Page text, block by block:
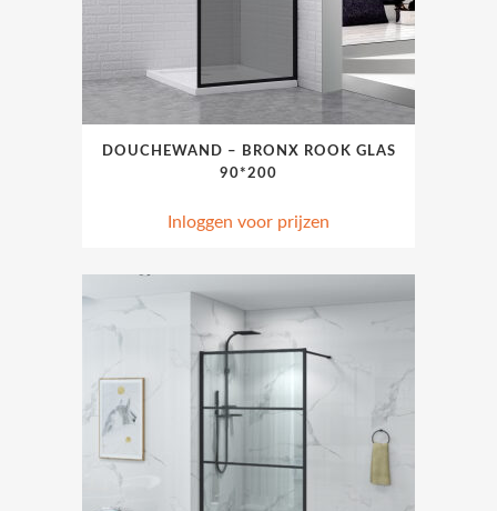
DOUCHEWAND – BRONX ROOK GLAS
90*200
Inloggen voor prijzen